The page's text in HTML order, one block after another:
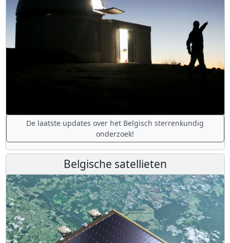
De laatste updates over het Belgisch sterrenkundig
onderzoek!
Belgische satellieten